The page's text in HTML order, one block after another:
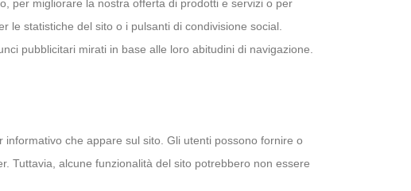
per migliorare la nostra offerta di prodotti e servizi o per
le statistiche del sito o i pulsanti di condivisione social.
pubblicitari mirati in base alle loro abitudini di navigazione.
che appare sul sito. Gli utenti possono fornire o
Tuttavia, alcune funzionalità del sito potrebbero non essere